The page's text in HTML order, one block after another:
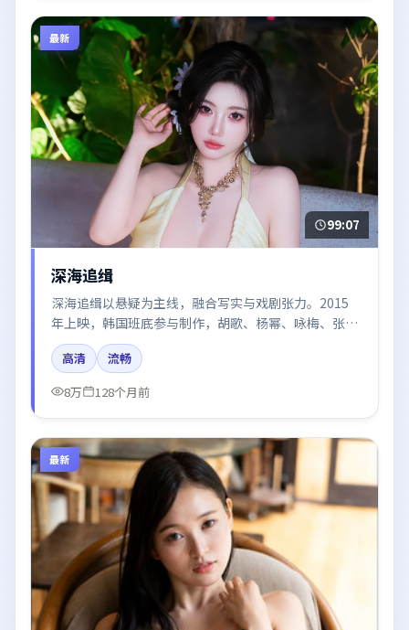
最新
99:07
深海追缉
深海追缉以悬疑为主线，融合写实与戏剧张力。2015
年上映，韩国班底参与制作，胡歌、杨幂、咏梅、张译
在片中呈现细腻表演，影像风格统一，配乐与剪辑强化
了情绪曲线。
高清
流畅
8万
128个月前
最新